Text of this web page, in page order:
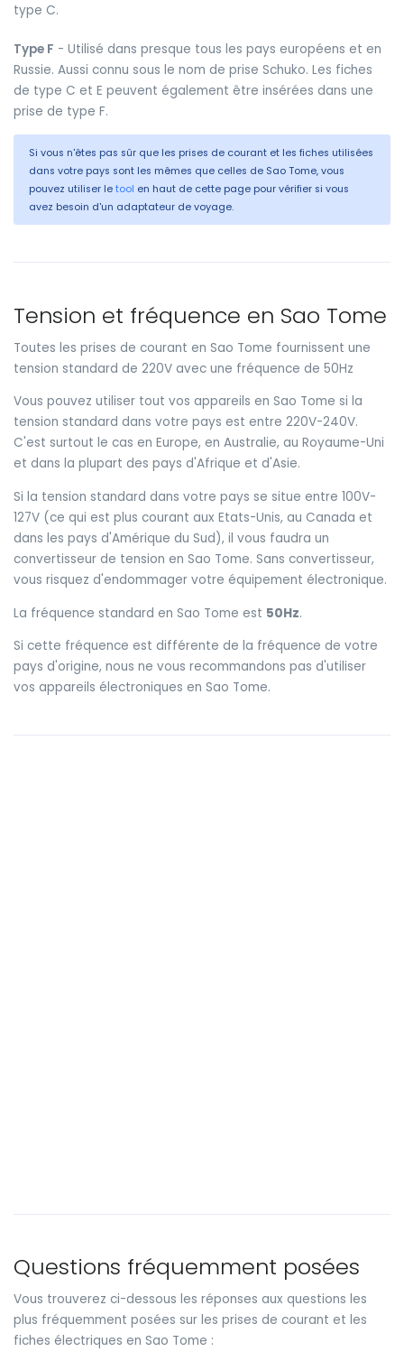
type C.
Type F - Utilisé dans presque tous les pays européens et en
Russie. Aussi connu sous le nom de prise Schuko. Les fiches
de type C et E peuvent également être insérées dans une
prise de type F.
Si vous n'êtes pas sûr que les prises de courant et les fiches utilisées
dans votre pays sont les mêmes que celles de Sao Tome, vous
pouvez utiliser le tool en haut de cette page pour vérifier si vous
avez besoin d'un adaptateur de voyage.
Tension et fréquence en Sao Tome
Toutes les prises de courant en Sao Tome fournissent une
tension standard de 220V avec une fréquence de 50Hz
Vous pouvez utiliser tout vos appareils en Sao Tome si la
tension standard dans votre pays est entre 220V-240V.
C'est surtout le cas en Europe, en Australie, au Royaume-Uni
et dans la plupart des pays d'Afrique et d'Asie.
Si la tension standard dans votre pays se situe entre 100V-
127V (ce qui est plus courant aux Etats-Unis, au Canada et
dans les pays d'Amérique du Sud), il vous faudra un
convertisseur de tension en Sao Tome. Sans convertisseur,
vous risquez d'endommager votre équipement électronique.
La fréquence standard en Sao Tome est 50Hz.
Si cette fréquence est différente de la fréquence de votre
pays d'origine, nous ne vous recommandons pas d'utiliser
vos appareils électroniques en Sao Tome.
Questions fréquemment posées
Vous trouverez ci-dessous les réponses aux questions les
plus fréquemment posées sur les prises de courant et les
fiches électriques en Sao Tome :